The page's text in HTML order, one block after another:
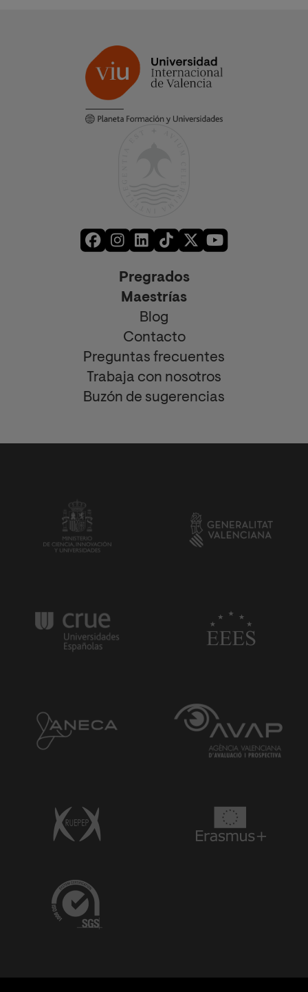
Pregrados
Maestrías
Blog
Contacto
Preguntas frecuentes
Trabaja con nosotros
Buzón de sugerencias